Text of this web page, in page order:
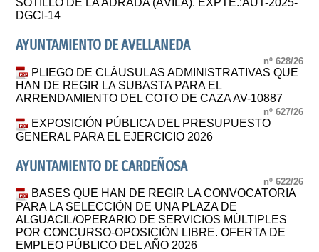
SOTILLO DE LA ADRADA (ÁVILA). EXPTE.:AUT-2025-
DGCI-14
AYUNTAMIENTO DE AVELLANEDA
nº 628/26
PLIEGO DE CLÁUSULAS ADMINISTRATIVAS QUE
HAN DE REGIR LA SUBASTA PARA EL
ARRENDAMIENTO DEL COTO DE CAZA AV-10887
nº 627/26
EXPOSICIÓN PÚBLICA DEL PRESUPUESTO
GENERAL PARA EL EJERCICIO 2026
AYUNTAMIENTO DE CARDEÑOSA
nº 622/26
BASES QUE HAN DE REGIR LA CONVOCATORIA
PARA LA SELECCIÓN DE UNA PLAZA DE
ALGUACIL/OPERARIO DE SERVICIOS MÚLTIPLES
POR CONCURSO-OPOSICIÓN LIBRE. OFERTA DE
EMPLEO PÚBLICO DEL AÑO 2026